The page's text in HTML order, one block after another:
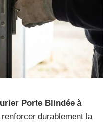
Porte Blindée à
durablement la